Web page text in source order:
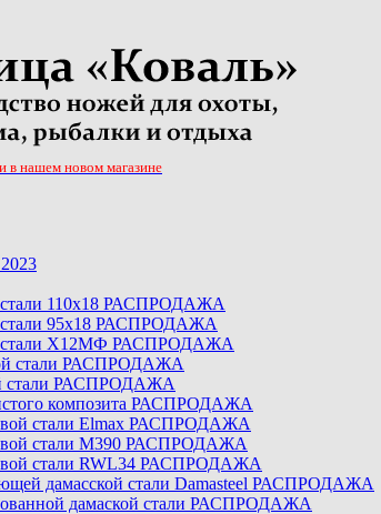
в нашем новом магазине
стали 110х18 РАСПРОДАЖА
стали 95х18 РАСПРОДАЖА
стали Х12МФ РАСПРОДАЖА
стали РАСПРОДАЖА
стали РАСПРОДАЖА
композита РАСПРОДАЖА
стали Elmax РАСПРОДАЖА
стали M390 РАСПРОДАЖА
стали RWL34 РАСПРОДАЖА
дамасской стали Damasteel РАСПРОДАЖА
дамаской стали РАСПРОДАЖА